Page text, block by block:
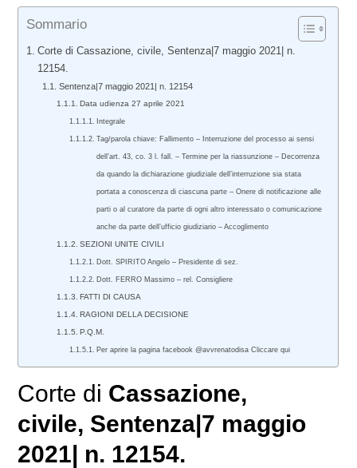
Sommario
Corte di Cassazione, civile, Sentenza|7 maggio 2021| n.
12154.
Sentenza|7 maggio 2021| n. 12154
Data udienza 27 aprile 2021
Integrale
Tag/parola chiave: Fallimento – Interruzione del processo ai sensi
dell’art. 43, co. 3 l. fall. – Termine per la riassunzione – Decorrenza
da quando la dichiarazione giudiziale dell’interruzione sia stata
portata a conoscenza di ciascuna parte – Onere di notificazione alle
parti o al curatore da parte di ogni altro interessato o comunicazione
anche da parte dell’ufficio giudiziario – Accoglimento
SEZIONI UNITE CIVILI
Dott. SPIRITO Angelo – Presidente di sez.
Dott. FERRO Massimo – rel. Consigliere
FATTI DI CAUSA
RAGIONI DELLA DECISIONE
P.Q.M.
Per aprire la pagina facebook @avvrenatodisa Cliccare qui
Corte di Cassazione,
civile, Sentenza|7 maggio
2021| n. 12154.